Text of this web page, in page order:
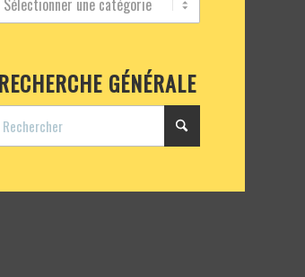
RECHERCHE GÉNÉRALE